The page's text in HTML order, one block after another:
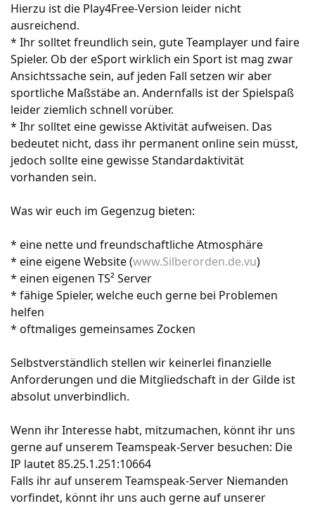
Hierzu ist die Play4Free-Version leider nicht
ausreichend.
* Ihr solltet freundlich sein, gute Teamplayer und faire
Spieler. Ob der eSport wirklich ein Sport ist mag zwar
Ansichtssache sein, auf jeden Fall setzen wir aber
sportliche Maßstäbe an. Andernfalls ist der Spielspaß
leider ziemlich schnell vorüber.
* Ihr solltet eine gewisse Aktivität aufweisen. Das
bedeutet nicht, dass ihr permanent online sein müsst,
jedoch sollte eine gewisse Standardaktivität
vorhanden sein.
Was wir euch im Gegenzug bieten:
* eine nette und freundschaftliche Atmosphäre
* eine eigene Website (www.Silberorden.de.vu)
* einen eigenen TS² Server
* fähige Spieler, welche euch gerne bei Problemen
helfen
* oftmaliges gemeinsames Zocken
Selbstverständlich stellen wir keinerlei finanzielle
Anforderungen und die Mitgliedschaft in der Gilde ist
absolut unverbindlich.
Wenn ihr Interesse habt, mitzumachen, könnt ihr uns
gerne auf unserem Teamspeak-Server besuchen: Die
IP lautet 85.25.1.251:10664
Falls ihr auf unserem Teamspeak-Server Niemanden
vorfindet, könnt ihr uns auch gerne auf unserer